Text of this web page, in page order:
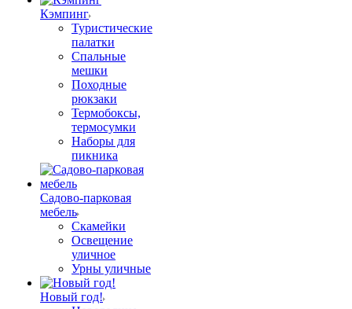
Кэмпинг
Туристические
палатки
Спальные
мешки
Походные
рюкзаки
Термобоксы,
термосумки
Наборы для
пикника
Садово-парковая
мебель
Скамейки
Освещение
уличное
Урны уличные
Новый год!